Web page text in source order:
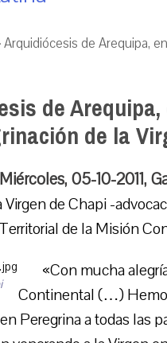
Arquidiócesis de Arequipa,
de
de la
05-10-2011,
Virgen de Chapi -
de la Misión
«Con mucha
Continental (…)
Peregrina a todas las